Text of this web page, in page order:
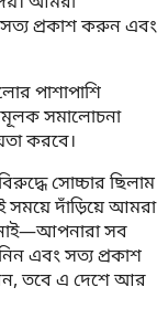
প্রকাশ করুন এবং
পাশাপাশি
সমালোচনা
করবে।
সোচ্চার ছিলাম
সময়ে দাঁড়িয়ে আমরা
সব
এবং সত্য প্রকাশ
তবে এ দেশে আর